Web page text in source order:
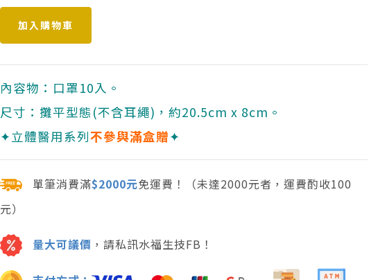
內容物：口罩10入。
尺寸：攤平型態(不含耳繩)，約20.5cm x 8cm。
✦立體醫用系列不參與滿盒贈✦
單筆消費滿$2000元免運費！（未達2000元者，運費酌收100
元）
量大可議價 ，請私訊水福生技FB！